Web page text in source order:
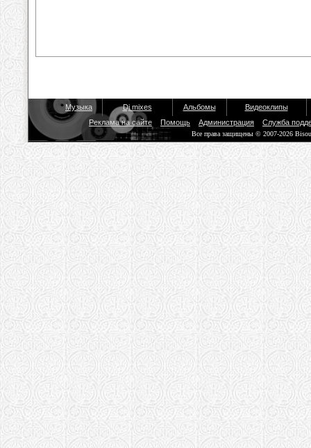
Музыка Dj mixes Альбомы
Видеоклипы
Реклама на сайте
Помощь Администрация Служба
Все права защищены © 2007-2026